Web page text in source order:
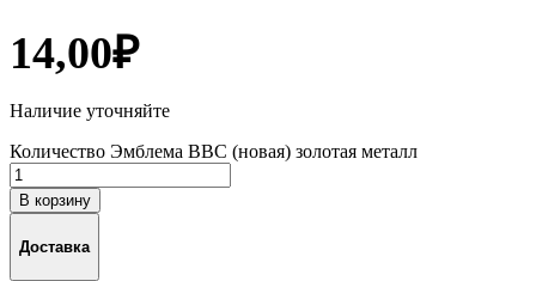
14,00₽
Наличие уточняйте
Количество Эмблема ВВС (новая) золотая металл
В корзину
Доставка